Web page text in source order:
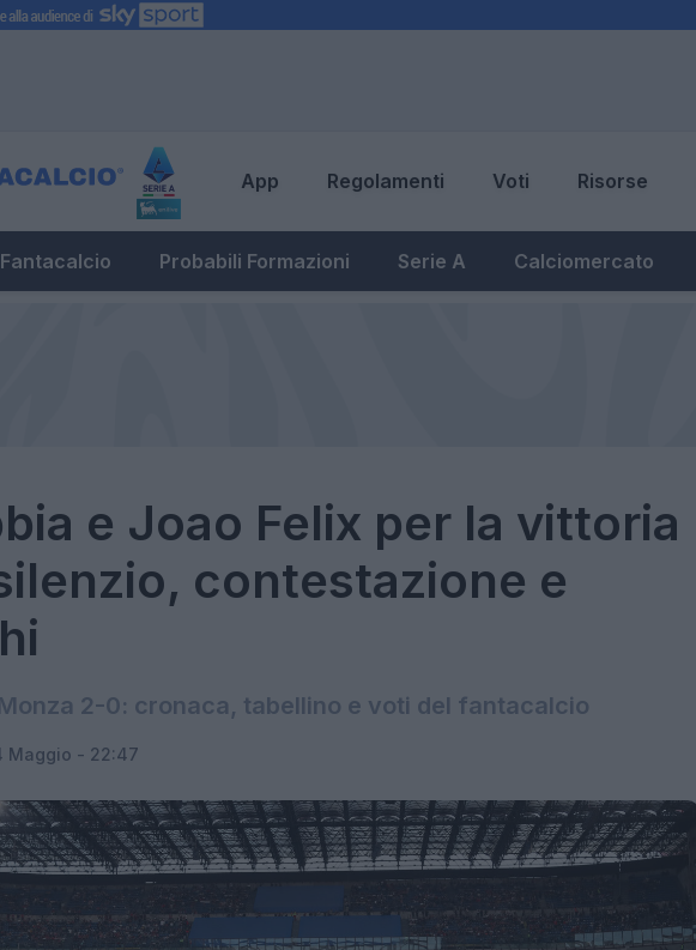
App Regolamenti Voti Risorse
Fantacalcio Probabili Formazioni Serie A Calciomercato
e Joao Felix per la vittoria
contestazione e
2-0: cronaca, tabellino e voti del fantacalcio
Maggio - 22:47